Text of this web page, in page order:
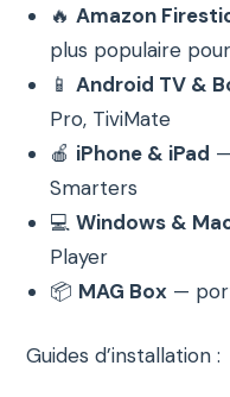
🔥Amazon
plus populaire
📱Android TV &
Pro, TiviMate
🍎 iPhone & iPad
Smarters
💻Windows &
Player
📦 MAG Box —
Guides d’installation :